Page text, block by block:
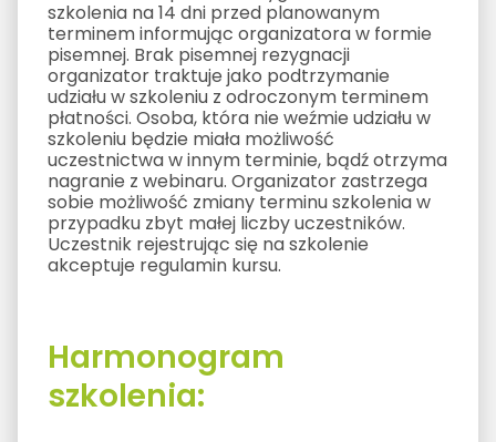
szkolenia na 14 dni przed planowanym
terminem informując organizatora w formie
pisemnej. Brak pisemnej rezygnacji
organizator traktuje jako podtrzymanie
udziału w szkoleniu z odroczonym terminem
płatności. Osoba, która nie weźmie udziału w
szkoleniu będzie miała możliwość
uczestnictwa w innym terminie, bądź otrzyma
nagranie z webinaru. Organizator zastrzega
sobie możliwość zmiany terminu szkolenia w
przypadku zbyt małej liczby uczestników.
Uczestnik rejestrując się na szkolenie
akceptuje regulamin kursu.
Harmonogram
szkolenia: